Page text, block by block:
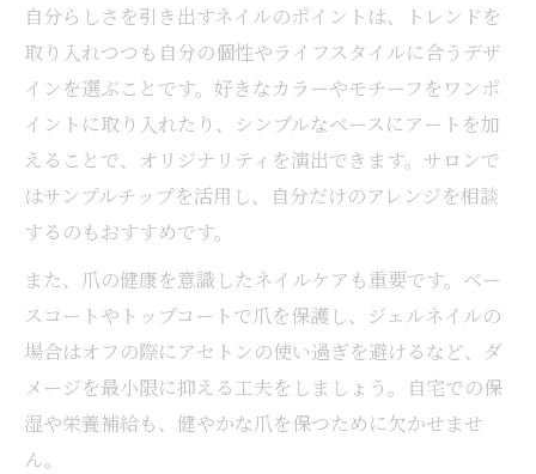
自分らしさを引き出すネイルのポイントは、トレンドを
取り入れつつも自分の個性やライフスタイルに合うデザ
インを選ぶことです。好きなカラーやモチーフをワンポ
イントに取り入れたり、シンプルなベースにアートを加
えることで、オリジナリティを演出できます。サロンで
はサンプルチップを活用し、自分だけのアレンジを相談
するのもおすすめです。
また、爪の健康を意識したネイルケアも重要です。ベー
スコートやトップコートで爪を保護し、ジェルネイルの
場合はオフの際にアセトンの使い過ぎを避けるなど、ダ
メージを最小限に抑える工夫をしましょう。自宅での保
湿や栄養補給も、健やかな爪を保つために欠かせませ
ん。